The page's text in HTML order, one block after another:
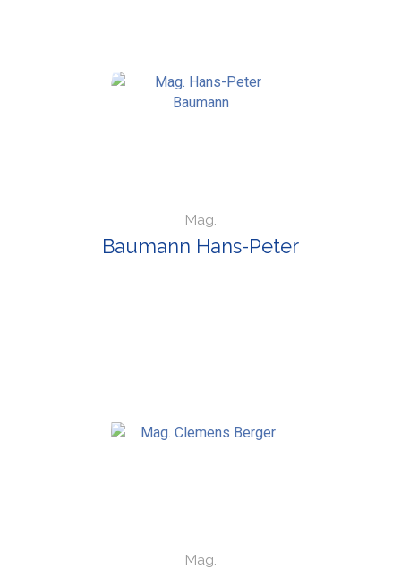
Mag.
Baumann Hans-Peter
Mag.